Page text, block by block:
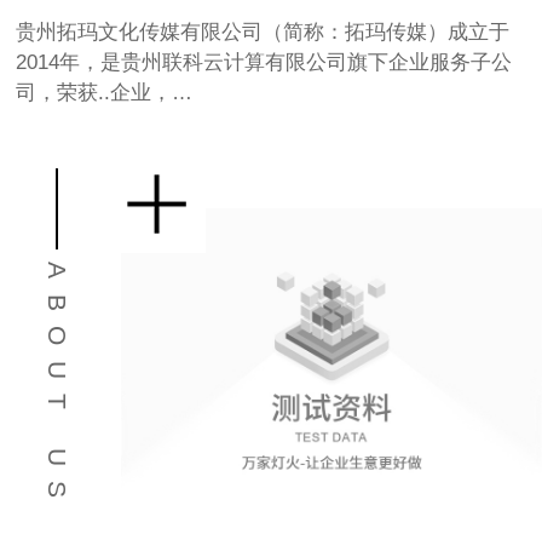
贵州拓玛文化传媒有限公司（简称：拓玛传媒）成立于
2014年，是贵州联科云计算有限公司旗下企业服务子公
司，荣获..企业，…
ABOUT US